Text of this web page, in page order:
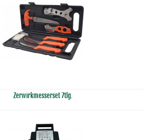
Zerwirkmesserset 7tlg.